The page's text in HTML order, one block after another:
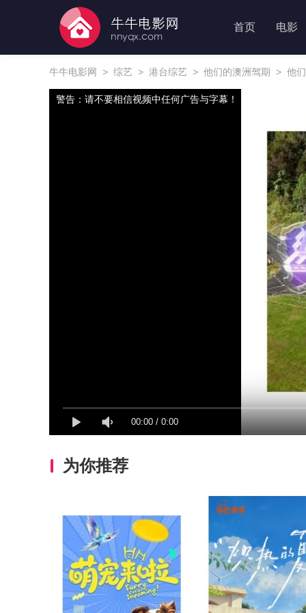
首页 电影
牛牛电影网 > 综艺 > 港台综艺 > 他们的澳洲驾期 > 他
00:00 / 0:00
警告：请不要相信视频中任何广告与字幕！
为你推荐